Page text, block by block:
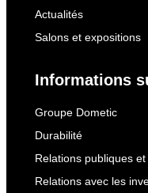
Actualités
Salons et expositions
Informations
Groupe Dometic
Durabilité
Relations publiques
Relations avec les